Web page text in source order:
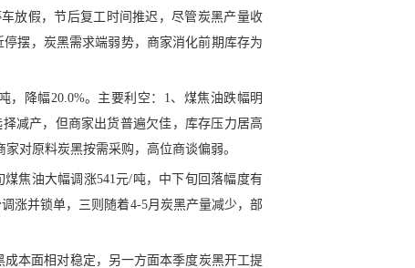
放假，节后复工时间推迟，尽管炭黑产量收
摆，炭黑需求端弱势，商家消化前期库存为
，降幅20.0%。主要利空：1、煤焦油跌幅明
减产，但商家出货普遍欠佳，库存压力居高
对原料炭黑按需采购，高位商谈偏弱。
焦油大幅调涨541元/吨，中下旬回落幅度有
涨并锁单，三则随着4-5月炭黑产量减少，部
本面相对稳定，另一方面本季度炭黑开工提